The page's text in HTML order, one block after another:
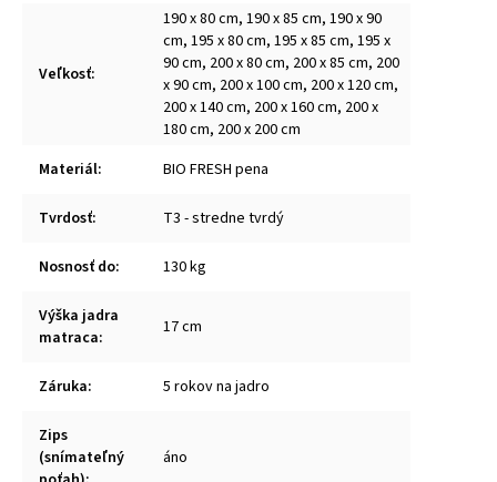
Veľkosť:
190 x 80 cm, 190 x 85 cm, 190 x 90
cm, 195 x 80 cm, 195 x 85 cm, 195 x
90 cm, 200 x 80 cm, 200 x 85 cm, 200
x 90 cm, 200 x 100 cm, 200 x 120 cm,
200 x 140 cm, 200 x 160 cm, 200 x
180 cm, 200 x 200 cm
Materiál: BIO FRESH pena
Tvrdosť: T3 - stredne tvrdý
Nosnosť do: 130 kg
Výška jadra
matraca: 17 cm
Záruka: 5 rokov na jadro
Zips
(snímateľný
áno